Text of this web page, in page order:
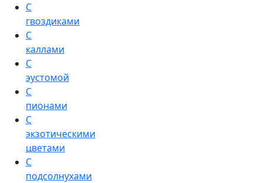
С
гвоздиками
С
каллами
С
эустомой
С
пионами
С
экзотическими
цветами
С
подсолнухами